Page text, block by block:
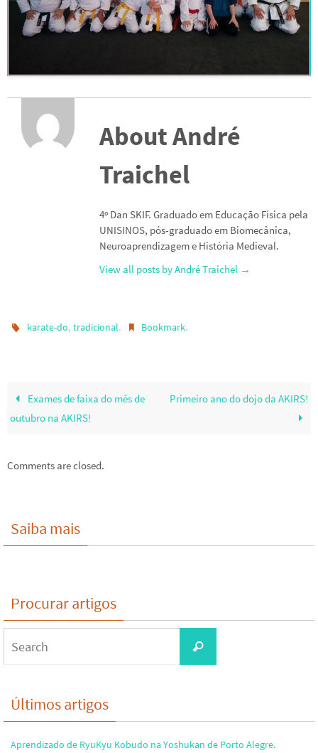
About André
Traichel
4º Dan SKIF. Graduado em Educação Física pela
UNISINOS, pós-graduado em Biomecânica,
Neuroaprendizagem e História Medieval.
View all posts by André Traichel →
karate-do,tradicional. Bookmark.
Exames de faixa do mês de
outubro na AKIRS!
Primeiro ano do dojo da AKIRS!
Comments are closed.
Saiba mais
Procurar artigos
Search
Últimos artigos
Aprendizado de RyuKyu Kobudo na Yoshukan de Porto Alegre.